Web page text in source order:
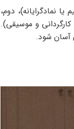
مستقیم یا نمادگرایانه)، دوم،
و موسیقی).